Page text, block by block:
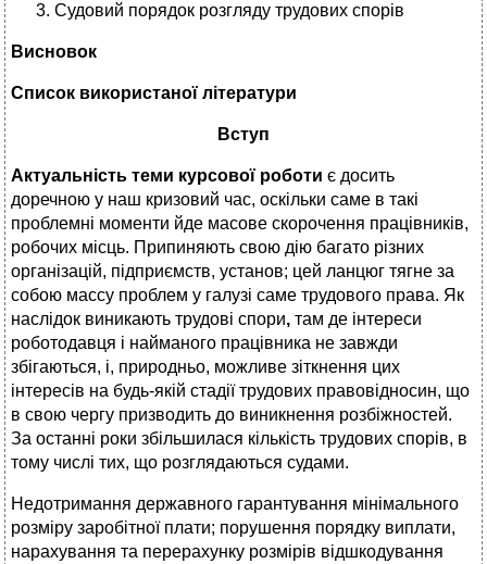
Судовий порядок розгляду трудових спорів
Висновок
Список використаної літератури
Вступ
Актуальність теми курсової роботи є досить
доречною у наш кризовий час, оскільки саме в такі
проблемні моменти йде масове скорочення працівників,
робочих місць. Припиняють свою дію багато різних
організацій, підприємств, установ; цей ланцюг тягне за
собою массу проблем у галузі саме трудового права. Як
наслідок виникають трудові спори, там де інтереси
роботодавця і найманого працівника не завж­ди
збігаються, і, природньо, можливе зіткнення цих
інтересів на будь-якій стадії трудових правовідносин, що
в свою чергу призводить до виникнення розбіжностей.
За останні роки збільшилася кількість трудових спорів, в
тому числі тих, що розглядаються судами.
Недотримання державного гарантування мінімального
роз­міру заробітної плати; порушення порядку виплати,
нараху­вання та перерахунку розмірів відшкодування